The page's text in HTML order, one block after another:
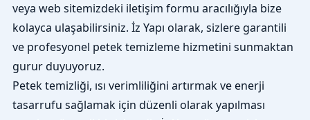
veya web sitemizdeki iletişim formu aracılığıyla bize
kolayca ulaşabilirsiniz. İz Yapı olarak, sizlere garantili
ve profesyonel petek temizleme hizmetini sunmaktan
gurur duyuyoruz.
Petek temizliği, ısı verimliliğini artırmak ve enerji
tasarrufu sağlamak için düzenli olarak yapılması